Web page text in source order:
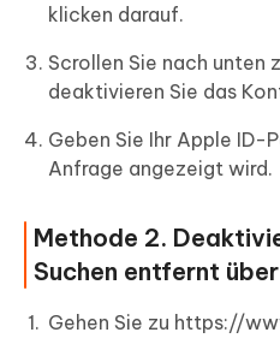
klicken darauf.
Scrollen Sie nach unten
deaktivieren Sie das
Geben Sie Ihr Apple ID-
Anfrage angezeigt wird.
Methode 2.
Suchen entfernt
Gehen Sie zu https://